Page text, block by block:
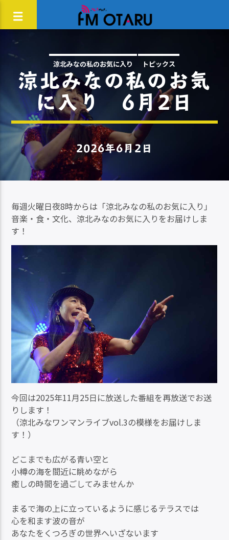
涼北みなの私のお気に入り トピックス
涼北みなの私のお気
に入り 6月2日
2026年6月2日
毎週火曜日夜8時からは「涼北みなの私のお気に入り」
音楽・食・文化、涼北みなのお気に入りをお届けしま
す！
今回は2025年11月25日に放送した番組を再放送でお送
りします！
（涼北みなワンマンライブvol.3の模様をお届けしま
す！）
どこまでも広がる青い空と
小樽の海を間近に眺めながら
癒しの時間を過ごしてみませんか
まるで海の上に立っているように感じるテラスでは
心を和ます波の音が
あなたをくつろぎの世界へいざないます